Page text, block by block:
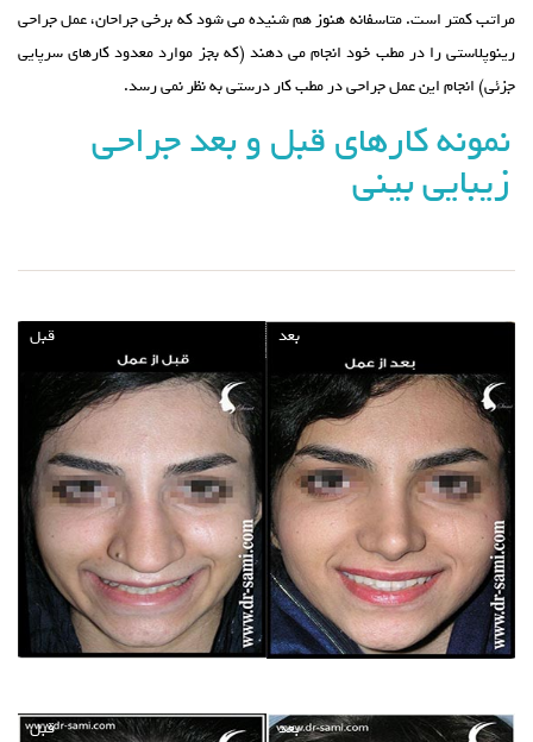
مراتب کمتر است. متاسفانه هنوز هم شنیده می شود که برخی جراحان، عمل جراحی
رینوپلاستی را در مطب خود انجام می دهند (که بجز موارد معدود کارهای سرپایی
جزئی) انجام این عمل جراحی در مطب کار درستی به نظر نمی رسد.
نمونه کارهای قبل و بعد جراحی
زیبایی بینی
قبل بعد
قبل بعد